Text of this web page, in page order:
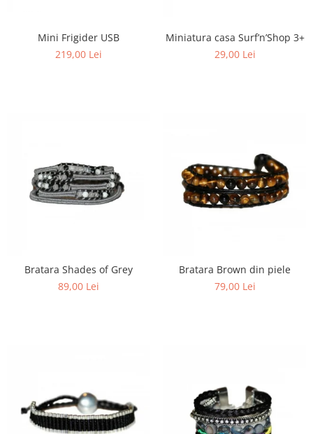
Mini Frigider USB
219,00 Lei
Miniatura casa Surf’n’Shop 3+
29,00 Lei
Bratara Shades of Grey
89,00 Lei
Bratara Brown din piele
79,00 Lei